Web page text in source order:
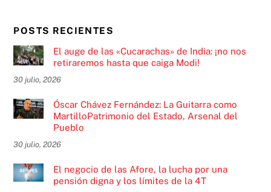
POSTS RECIENTES
El auge de las «Cucarachas» de India: ¡no nos
retiraremos hasta que caiga Modi!
30 julio, 2026
Óscar Chávez Fernández: La Guitarra como
MartilloPatrimonio del Estado, Arsenal del
Pueblo
30 julio, 2026
El negocio de las Afore, la lucha por una
pensión digna y los límites de la 4T